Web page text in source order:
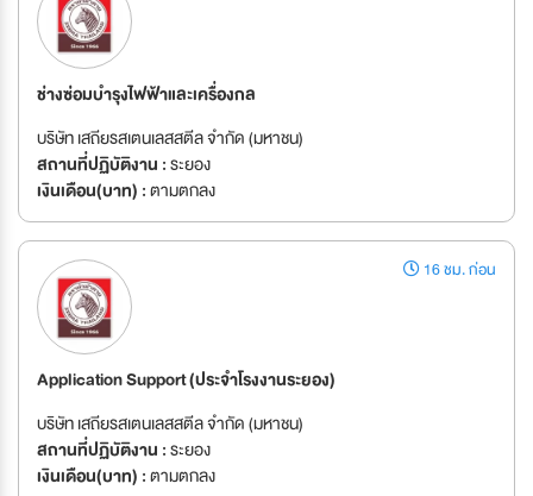
ช่างซ่อมบำรุงไฟฟ้าและเครื่องกล
บริษัท เสถียรสเตนเลสสตีล จำกัด (มหาชน)
สถานที่ปฏิบัติงาน :ระยอง
เงินเดือน(บาท) :ตามตกลง
16 ชม. ก่อน
Application Support (ประจำโรงงานระยอง)
บริษัท เสถียรสเตนเลสสตีล จำกัด (มหาชน)
สถานที่ปฏิบัติงาน :ระยอง
เงินเดือน(บาท) :ตามตกลง